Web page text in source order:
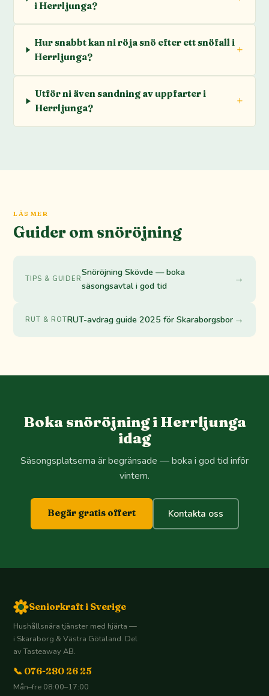
i Herrljunga?
Hur snabbt kan ni röja snö efter ett snöfall i
Herrljunga?
Utför ni även sandning av uppfarter i
Herrljunga?
LÄS MER
Guider om snöröjning
TIPS & GUIDER
Snöröjning Skövde — boka
säsongsavtal i god tid
→
RUT & ROTRUT-avdrag guide 2025 för Skaraborgsbor →
Boka snöröjning i Herrljunga
idag
Säsongsplatserna är begränsade — boka i god tid inför
vintern.
Begär gratis offert Kontakta oss
Seniorkraft i Sverige
Hushållsnära tjänster med hjärta —
i Skaraborg & Västra Götaland. Del
av Tasteaway AB.
📞 076-280 26 25
Mån–fre 08:00–17:00